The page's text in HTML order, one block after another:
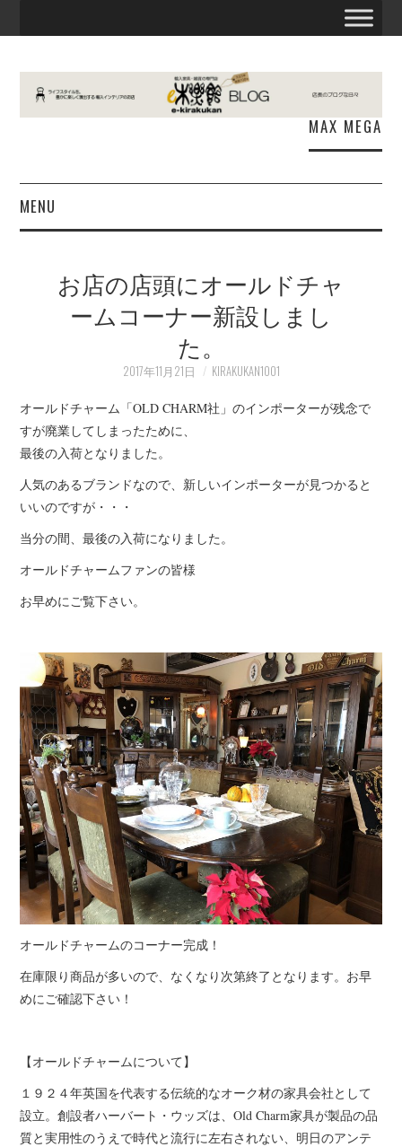
MAX MEGA
MENU
E木楽館
プライベート
お客様宅（事例）
店長業務
お店の店頭にオールドチャ
ームコーナー新設しまし
た。
2017年11月21日 KIRAKUKAN1001
オールドチャーム「OLD CHARM社」のインポーターが残念で
すが廃業してしまったために、
最後の入荷となりました。
人気のあるブランドなので、新しいインポーターが見つかると
いいのですが・・・
当分の間、最後の入荷になりました。
オールドチャームファンの皆様
お早めにご覧下さい。
オールドチャームのコーナー完成！
在庫限り商品が多いので、なくなり次第終了となります。お早
めにご確認下さい！
【オールドチャームについて】
１９２４年英国を代表する伝統的なオーク材の家具会社として
設立。創設者ハーバート・ウッズは、Old Charm家具が製品の品
質と実用性のうえで時代と流行に左右されない、明日のアンテ